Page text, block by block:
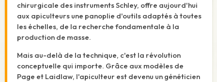
chirurgicale des instruments Schley, offre aujourd'hui
aux apiculteurs une panoplie d'outils adaptés à toutes
les échelles, de la recherche fondamentale à la
production de masse.
Mais au-delà de la technique, c'est la révolution
conceptuelle qui importe. Grâce aux modèles de
Page et Laidlaw, l'apiculteur est devenu un généticien